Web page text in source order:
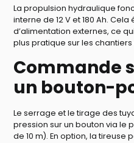
La propulsion hydraulique
interne de 12 V et 180 Ah.
d’alimentation externes, ce
plus pratique sur les
Commande
un bouton-
Le serrage et le tirage des
pression sur un bouton via
de 10 m). En option, la